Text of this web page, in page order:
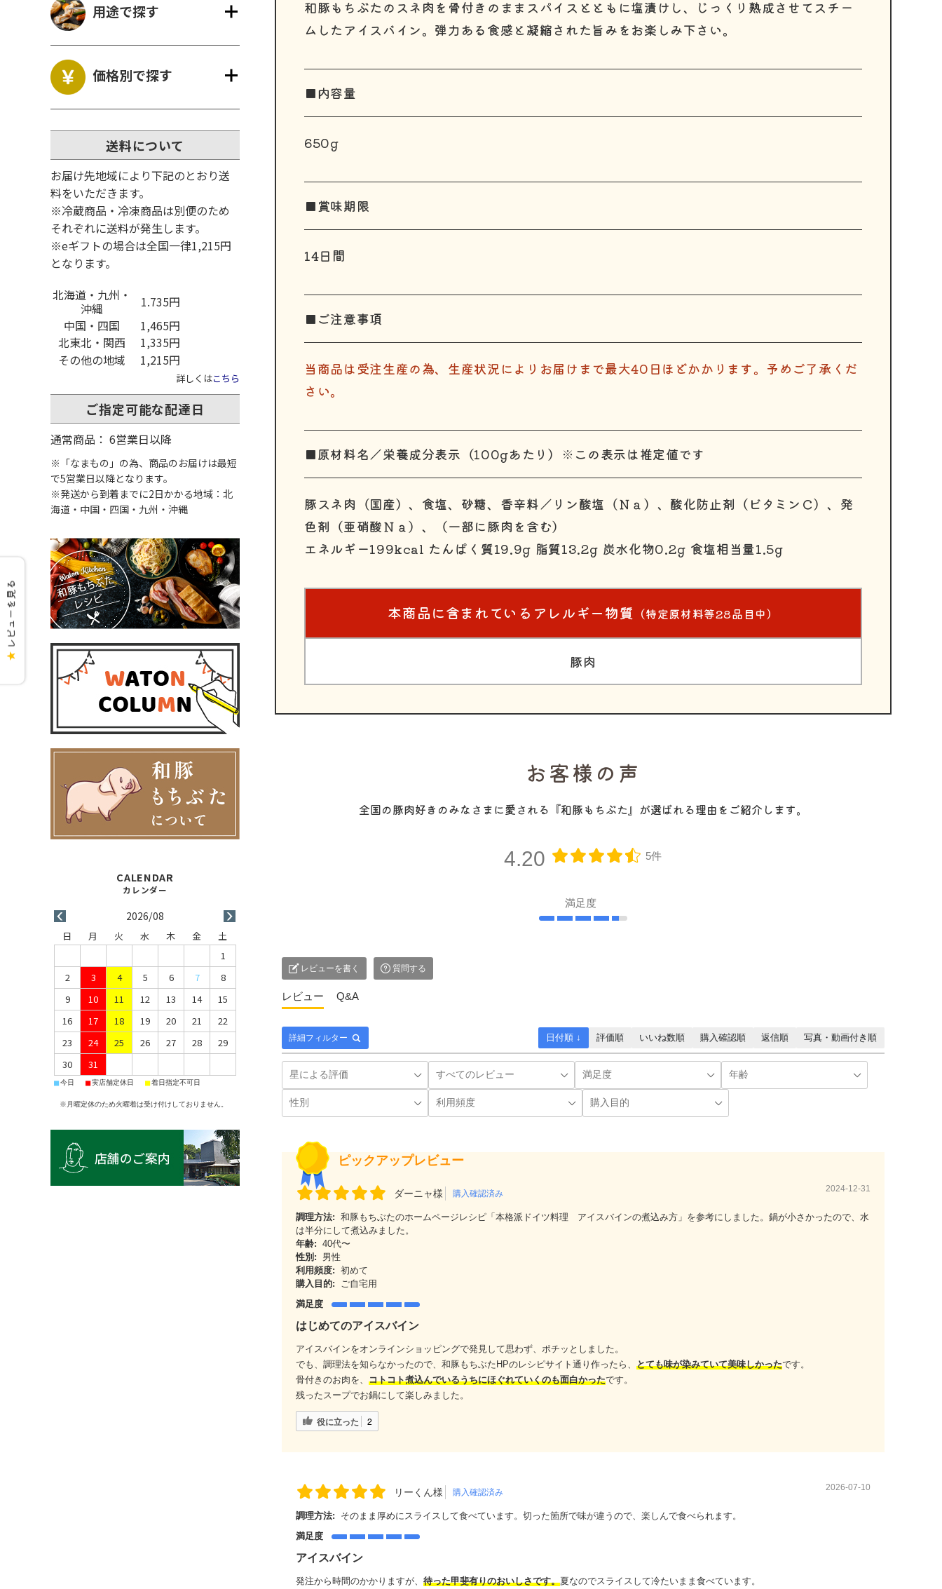
和豚もちぶたのスネ肉を骨付きのままスパイスとともに塩漬けし、じっくり熟成させてスチー
ムしたアイスバイン。弾力ある食感と凝縮された旨みをお楽しみ下さい。
■内容量
650g
■賞味期限
14日間
■ご注意事項
当商品は受注生産の為、生産状況によりお届けまで最大40日ほどかかります。予めご了承くだ
さい。
■原材料名／栄養成分表示（100gあたり）※この表示は推定値です
豚スネ肉（国産）、食塩、砂糖、香辛料／リン酸塩（Ｎａ）、酸化防止剤（ビタミンＣ）、発
色剤（亜硝酸Ｎａ）、（一部に豚肉を含む）
エネルギー199kcal たんぱく質19.9g 脂質13.2g 炭水化物0.2g 食塩相当量1.5g
本商品に含まれているアレルギー物質 （特定原材料等28品目中）
豚肉
お客様の声
全国の豚肉好きのみなさまに愛される『和豚もちぶた』が選ばれる理由をご紹介します。
4.20 5件
満足度
レビューを書く 質問する
レビュー Q&A
詳細フィルター 日付順 ↓ 評価順 いいね数順 購入確認順 返信順 写真・動画付き順
ピックアップレビュー
ダーニャ様 購入確認済み 2024-12-31
調理方法: 和豚もちぶたのホームページレシピ「本格派ドイツ料理 アイスバインの煮込み方」を参考にしました。鍋が小さかったので、水
は半分にして煮込みました。
年齢: 40代〜
性別:
男性
利用頻度: 初めて
購入目的:
ご自宅用
満足度
はじめてのアイスバイン
アイスバインをオンラインショッピングで発見して思わず、ポチッとしました。
でも、調理法を知らなかったので、和豚もちぶたHPのレシピサイト通り作ったら、 とても味が染みていて美味しかったです。
骨付きのお肉を、 コトコト煮込んでいるうちにほぐれていくのも面白かったです。
残ったスープでお鍋にして楽しみました。
役に立った 2
リーくん様 購入確認済み 2026-07-10
調理方法:
そのまま厚めにスライスして食べています。切った箇所で味が違うので、楽しんで食べられます。
満足度
アイスバイン
発注から時間のかかりますが、 待った甲斐有りのおいしさです。夏なのでスライスして冷たいまま食べています。
用途で探す
価格別で探す
送料について
お届け先地域により下記のとおり送
料をいただきます。
※冷蔵商品・冷凍商品は別便のため
それぞれに送料が発生します。
※eギフトの場合は全国一律1,215円
となります。
北海道・九州・
沖縄
1.735円
中国・四国
1,465円
北東北・関西
1,335円
その他の地域
1,215円
詳しくはこちら
ご指定可能な配達日
通常商品： 6営業日以降
※「なまもの」の為、商品のお届けは最短
で5営業日以降となります。
※発送から到着までに2日かかる地域：北
海道・中国・四国・九州・沖縄
2026/08
日 月 火 水 木 金
土
1
2
3 4 5 6 7
8
9
10 11 12 13 14
15
16
17 18 19 20 21
22
23
24 25 26 27 28
29
30
31
■今日 ■実店舗定休日 ■着日指定不可日
※月曜定休のため火曜着は受け付けしておりません。
★
レビューを見る